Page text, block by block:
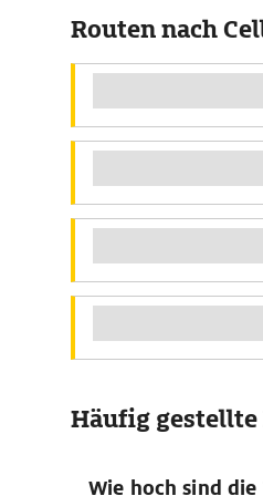
Routen nach
Häufig gestellte
Wie hoch sind